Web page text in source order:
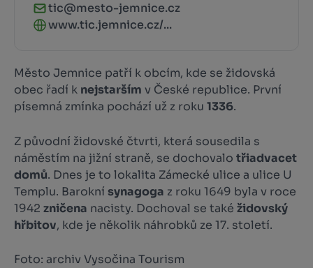
tic@mesto-jemnice.cz
www.tic.jemnice.cz/...
Město Jemnice patří k obcím, kde se židovská
obec řadí k nejstarším v České republice. První
písemná zmínka pochází už z roku 1336.
Z původní židovské čtvrti, která sousedila s
náměstím na jižní straně, se dochovalo třiadvacet
domů. Dnes je to lokalita Zámecké ulice a ulice U
Templu. Barokní synagoga z roku 1649 byla v roce
1942 zničena nacisty. Dochoval se také židovský
hřbitov, kde je několik náhrobků ze 17. století.
Foto: archiv Vysočina Tourism